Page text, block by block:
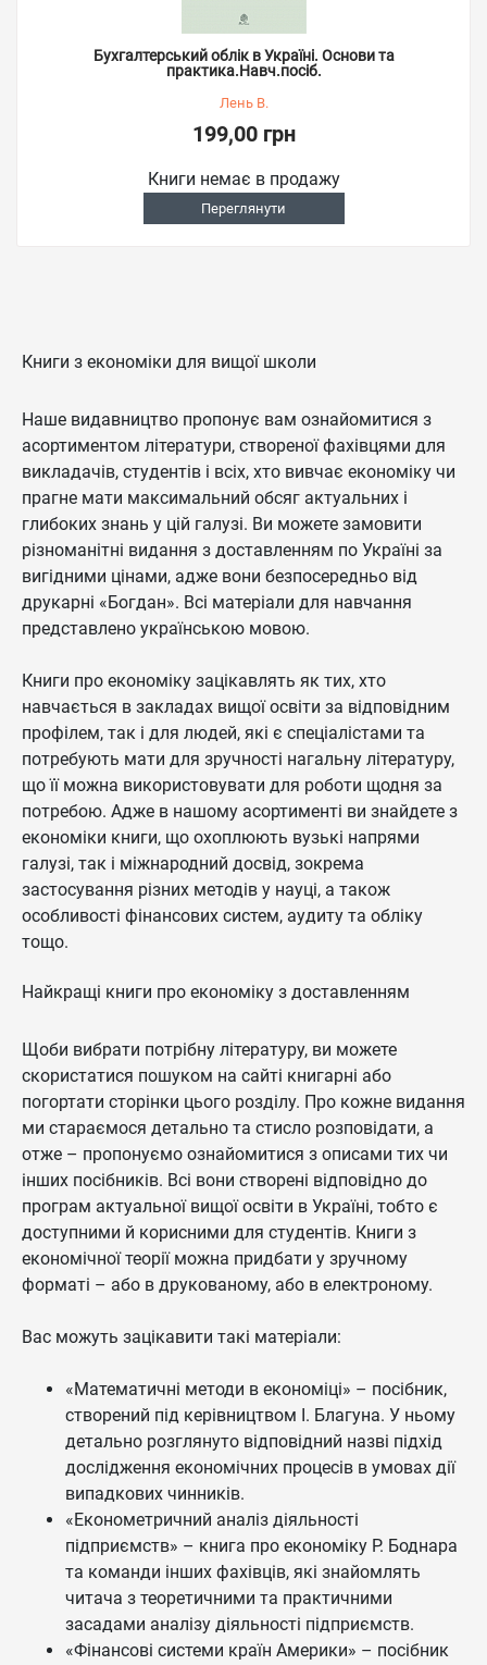
Бухгалтерський облік в Україні. Основи та
практика.Навч.посіб.
Лень В.
199,00 грн
Книги немає в продажу
Переглянути
Книги з економіки для вищої школи
Наше видавництво пропонує вам ознайомитися з
асортиментом літератури, створеної фахівцями для
викладачів, студентів і всіх, хто вивчає економіку чи
прагне мати максимальний обсяг актуальних і
глибоких знань у цій галузі. Ви можете замовити
різноманітні видання з доставленням по Україні за
вигідними цінами, адже вони безпосередньо від
друкарні «Богдан». Всі матеріали для навчання
представлено українською мовою.
Книги про економіку зацікавлять як тих, хто
навчається в закладах вищої освіти за відповідним
профілем, так і для людей, які є спеціалістами та
потребують мати для зручності нагальну літературу,
що її можна використовувати для роботи щодня за
потребою. Адже в нашому асортименті ви знайдете з
економіки книги, що охоплюють вузькі напрями
галузі, так і міжнародний досвід, зокрема
застосування різних методів у науці, а також
особливості фінансових систем, аудиту та обліку
тощо.
Найкращі книги про економіку з доставленням
Щоби вибрати потрібну літературу, ви можете
скористатися пошуком на сайті книгарні або
погортати сторінки цього розділу. Про кожне видання
ми стараємося детально та стисло розповідати, а
отже – пропонуємо ознайомитися з описами тих чи
інших посібників. Всі вони створені відповідно до
програм актуальної вищої освіти в Україні, тобто є
доступними й корисними для студентів. Книги з
економічної теорії можна придбати у зручному
форматі – або в друкованому, або в електроному.
Вас можуть зацікавити такі матеріали:
«Математичні методи в економіці» – посібник,
створений під керівництвом І. Благуна. У ньому
детально розглянуто відповідний назві підхід
дослідження економічних процесів в умовах дії
випадкових чинників.
«Економетричний аналіз діяльності
підприємств» – книга про економіку Р. Боднара
та команди інших фахівців, які знайомлять
читача з теоретичними та практичними
засадами аналізу діяльності підприємств.
«Фінансові системи країн Америки» – посібник